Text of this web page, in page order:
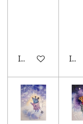
In winkelwagenIn